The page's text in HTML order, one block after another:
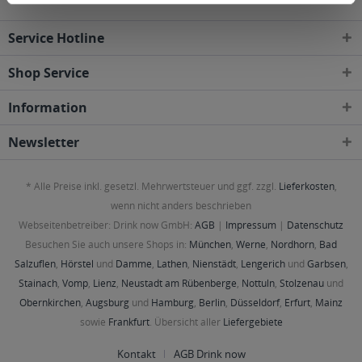
Service Hotline
Shop Service
Information
Newsletter
* Alle Preise inkl. gesetzl. Mehrwertsteuer und ggf. zzgl. Lieferkosten,
wenn nicht anders beschrieben
Webseitenbetreiber: Drink now GmbH: AGB | Impressum | Datenschutz
Besuchen Sie auch unsere Shops in: München, Werne, Nordhorn, Bad
Salzuflen, Hörstel und Damme, Lathen, Nienstädt, Lengerichund Garbsen,
Stainach, Vomp, Lienz, Neustadt am Rübenberge, Nottuln, Stolzenau und
Obernkirchen, Augsburg und Hamburg, Berlin, Düsseldorf, Erfurt, Mainz
sowie Frankfurt. Übersicht aller Liefergebiete
Kontakt AGB Drink now